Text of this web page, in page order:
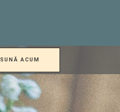
SUNĂ ACUM